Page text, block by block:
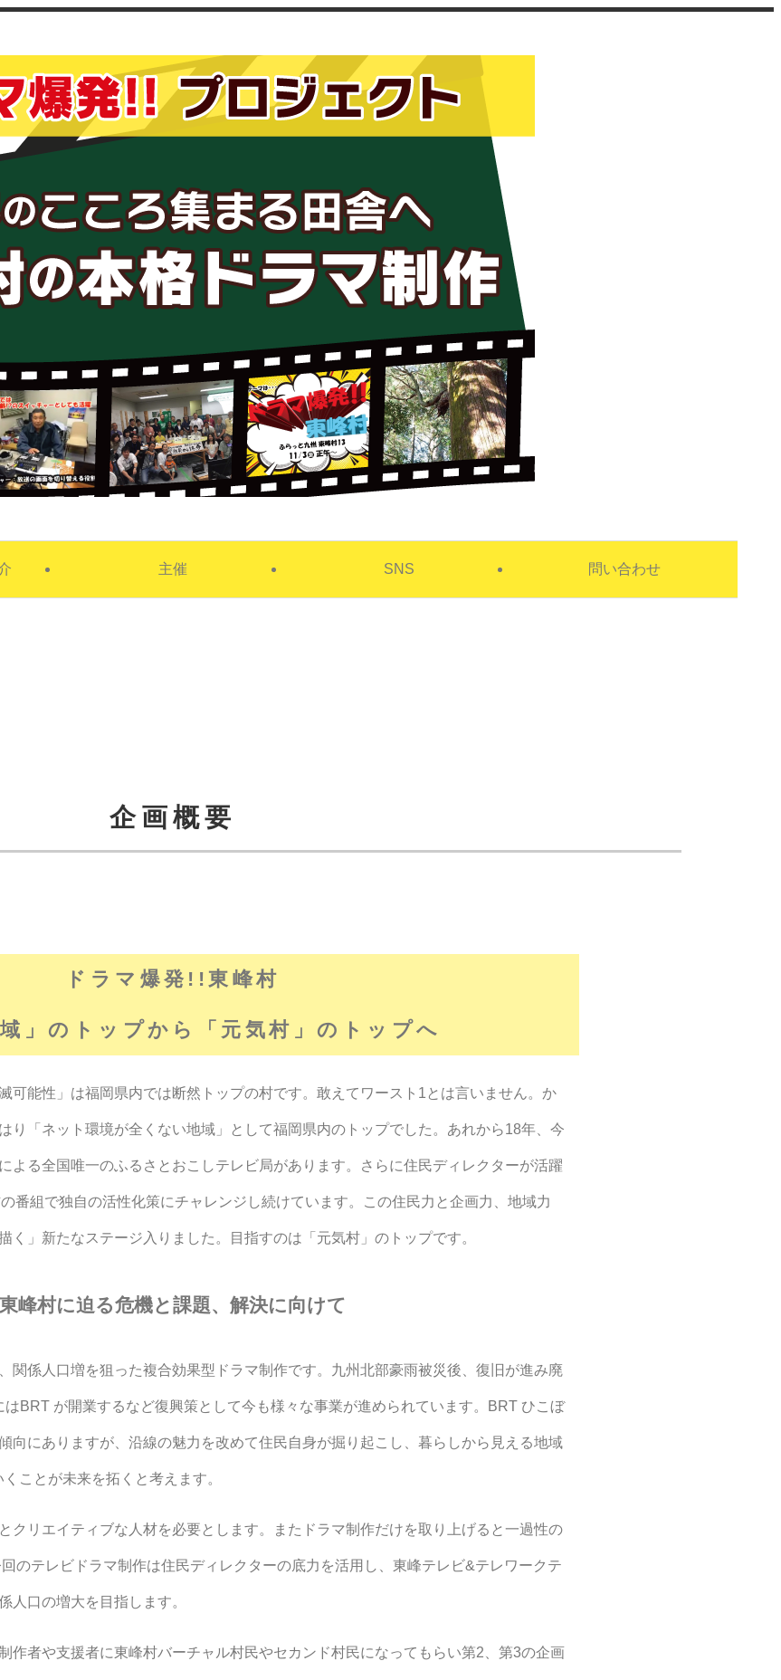
主催 SNS 問い合わせ
企画概要
ドラマ爆発!!東峰村
域」のトップから「元気村」のトップへ
可能性」は福岡県内では断然トップの村です。敢えてワースト1とは言いません。か
り「ネット環境が全くない地域」として福岡県内のトップでした。あれから18年、今
よる全国唯一のふるさとおこしテレビ局があります。さらに住民ディレクターが活躍
番組で独自の活性化策にチャレンジし続けています。この住民力と企画力、地域力
く」新たなステージ入りました。目指すのは「元気村」のトップです。
東峰村に迫る危機と課題、解決に向けて
関係人口増を狙った複合効果型ドラマ制作です。九州北部豪雨被災後、復旧が進み廃
BRT が開業するなど復興策として今も様々な事業が進められています。BRT ひこぼ
向にありますが、沿線の魅力を改めて住民自身が掘り起こし、暮らしから見える地域
ことが未来を拓くと考えます。
クリエイティブな人材を必要とします。またドラマ制作だけを取り上げると一過性の
のテレビドラマ制作は住民ディレクターの底力を活用し、東峰テレビ&テレワークテ
人口の増大を目指します。
作者や支援者に東峰村バーチャル村民やセカンド村民になってもらい第2、第3の企画